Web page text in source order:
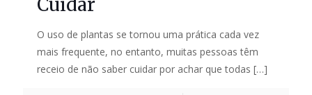
O uso de plantas se tornou uma prática cada vez
mais frequente, no entanto, muitas pessoas têm
receio de não saber cuidar por achar que todas […]